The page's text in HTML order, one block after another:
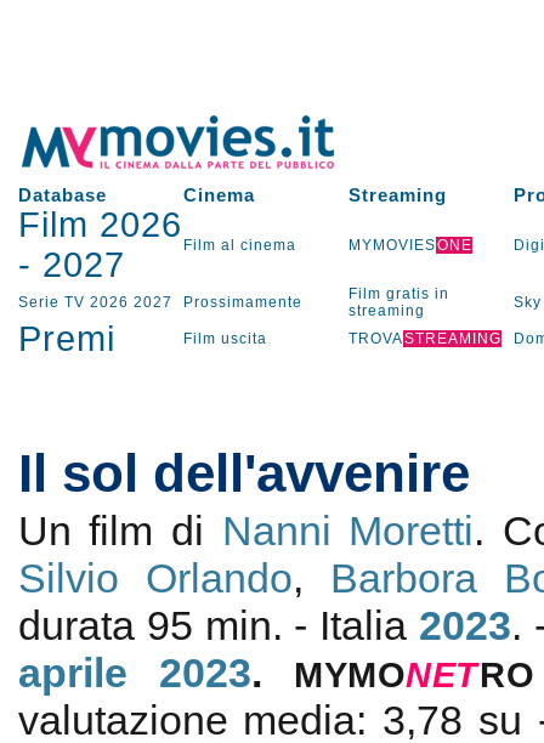
Database Cinema Streaming
Film 2026
- 2027 Film al cinema MYMOVIESONE
Serie TV 2026 2027 Prossimamente
Film gratis in
streaming
Sky
Premi Film uscita TROVASTREAMING
Il sol dell'avvenire
Un film di Nanni Moretti.
Silvio Orlando, Barbora
durata 95 min. - Italia 2023.
aprile 2023. MYMONETRO
valutazione media: 3,78 su